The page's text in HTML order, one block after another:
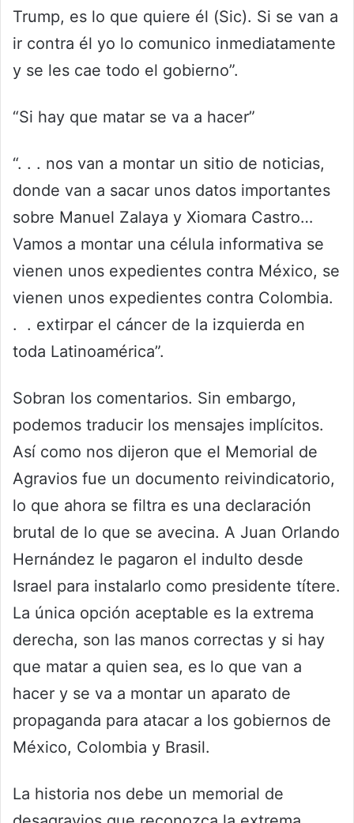
Trump, es lo que quiere él (Sic). Si se van a
ir contra él yo lo comunico inmediatamente
y se les cae todo el gobierno”.
“Si hay que matar se va a hacer”
“. . . nos van a montar un sitio de noticias,
donde van a sacar unos datos importantes
sobre Manuel Zalaya y Xiomara Castro…
Vamos a montar una célula informativa se
vienen unos expedientes contra México, se
vienen unos expedientes contra Colombia.
. . extirpar el cáncer de la izquierda en
toda Latinoamérica”.
Sobran los comentarios. Sin embargo,
podemos traducir los mensajes implícitos.
Así como nos dijeron que el Memorial de
Agravios fue un documento reivindicatorio,
lo que ahora se filtra es una declaración
brutal de lo que se avecina. A Juan Orlando
Hernández le pagaron el indulto desde
Israel para instalarlo como presidente títere.
La única opción aceptable es la extrema
derecha, son las manos correctas y si hay
que matar a quien sea, es lo que van a
hacer y se va a montar un aparato de
propaganda para atacar a los gobiernos de
México, Colombia y Brasil.
La historia nos debe un memorial de